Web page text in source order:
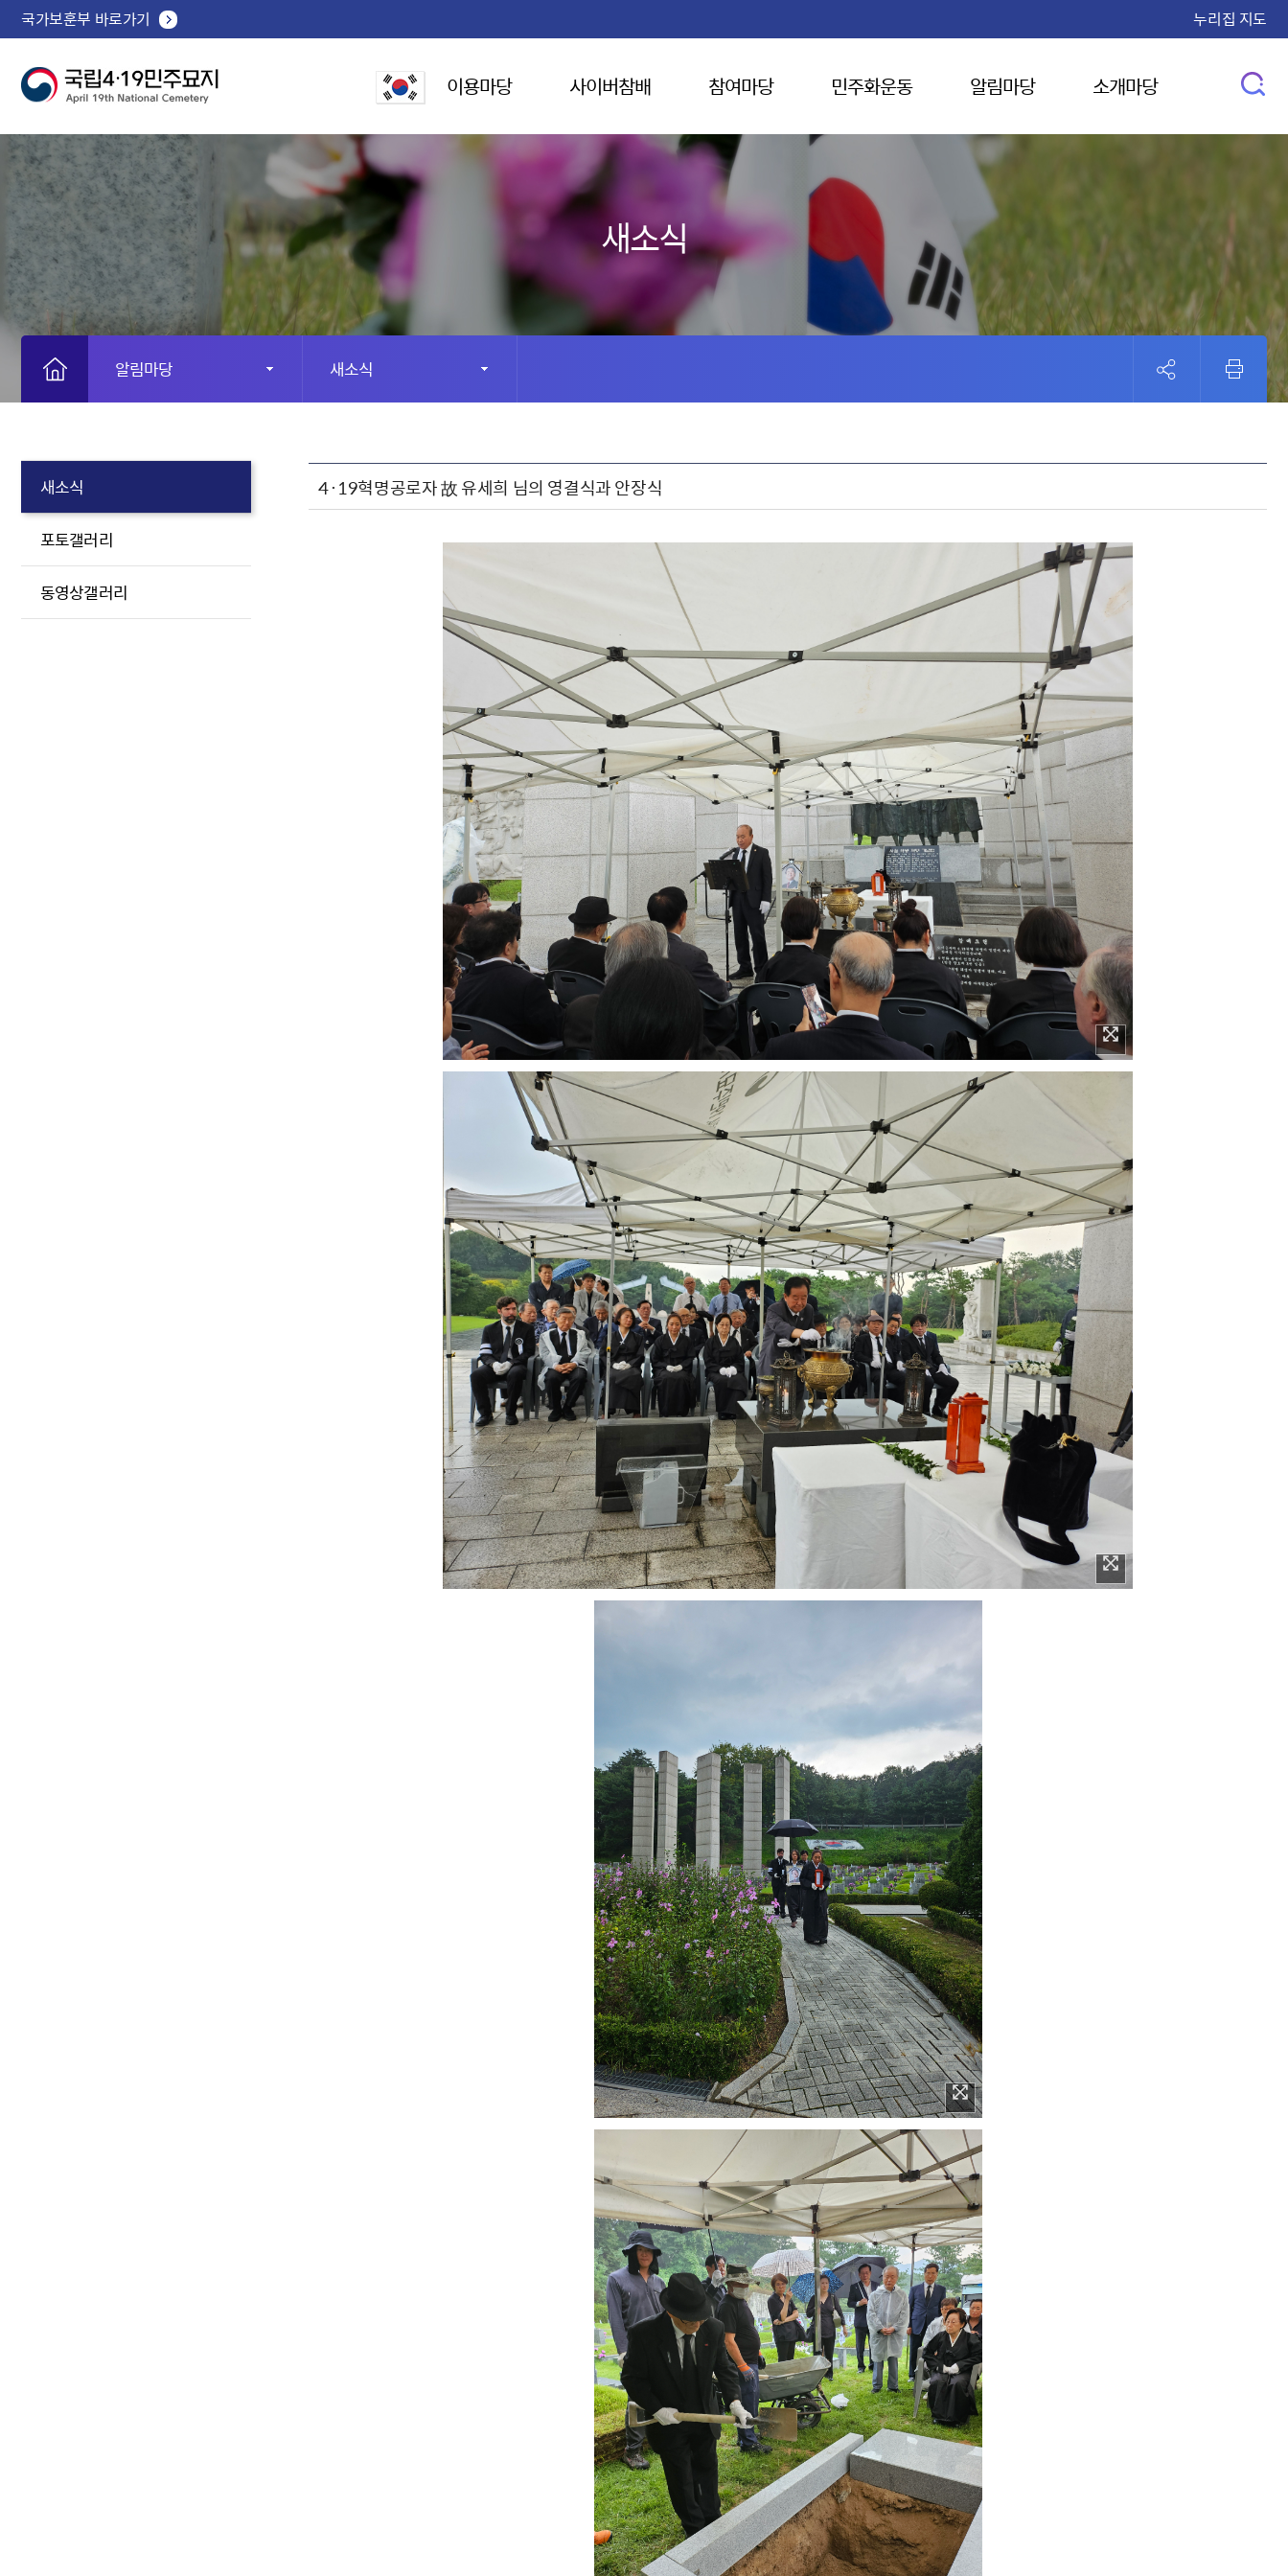
국가보훈부 바로가기 누리집 지도
이용마당 사이버참배 참여마당 민주화운동 알림마당 소개마당
새소식
알림마당 새소식
새소식
포토갤러리
동영상갤러리
4·19혁명공로자 故 유세희 님의 영결식과 안장식